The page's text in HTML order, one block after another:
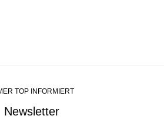
TOP INFORMIERT
Newsletter